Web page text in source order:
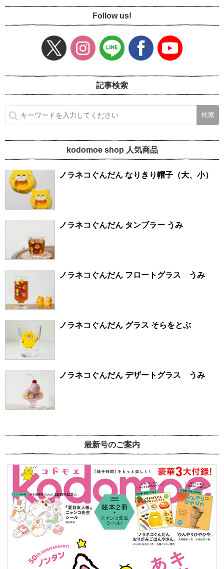
Follow us!
記事検索
kodomoe shop 人気商品
ノラネコぐんだん なりきり帽子（大、小）
ノラネコぐんだん タンブラー うみ
ノラネコぐんだん フロートグラス うみ
ノラネコぐんだん グラス そらをとぶ
ノラネコぐんだん デザートグラス うみ
最新号のご案内